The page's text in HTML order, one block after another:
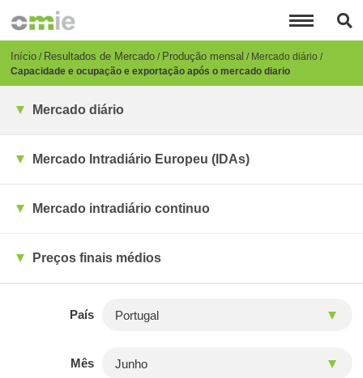
para
conteúdo
principal
Breadcrumb
Início Resultados de Mercado Produção mensal
Mercado diário
Capacidade e ocupação e exportação após o mercado diario
Mercado diário
Mercado Intradiário Europeu (IDAs)
Mercado intradiário continuo
Preços finais médios
País
Mês